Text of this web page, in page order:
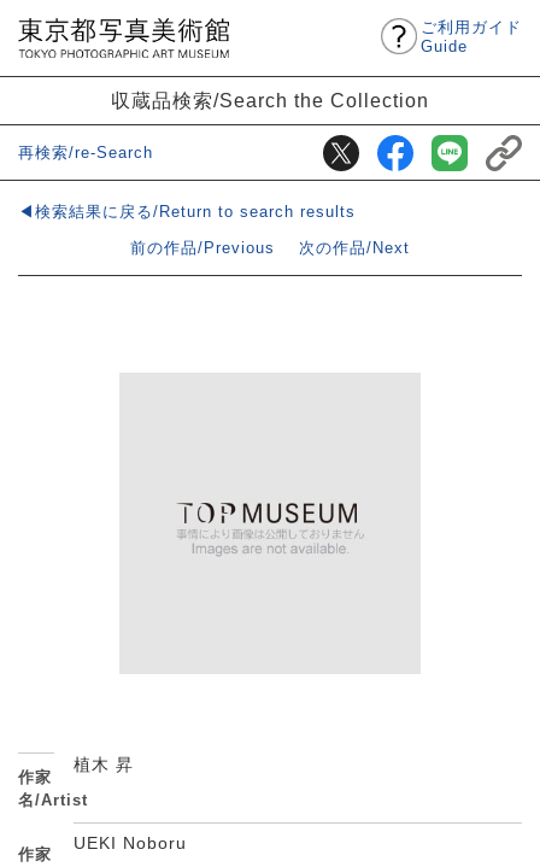
ご利用ガイド
Guide
収蔵品検索/Search the Collection
再検索/re-Search
◀検索結果に戻る/Return to search results
前の作品/Previous
次の作品/Next
作家
名/Artist
植木 昇
作家
UEKI Noboru